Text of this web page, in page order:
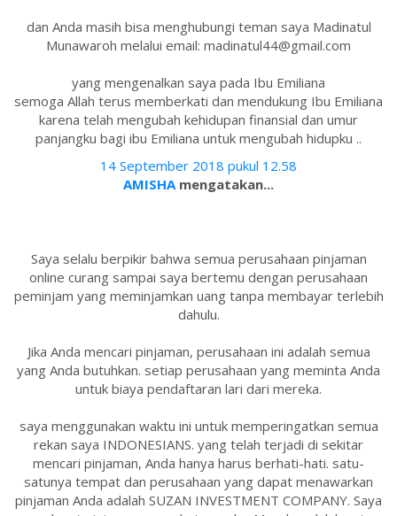
dan Anda masih bisa menghubungi teman saya Madinatul
Munawaroh melalui email: madinatul44@gmail.com
yang mengenalkan saya pada Ibu Emiliana
semoga Allah terus memberkati dan mendukung Ibu Emiliana
karena telah mengubah kehidupan finansial dan umur
panjangku bagi ibu Emiliana untuk mengubah hidupku ..
14 September 2018 pukul 12.58
AMISHAmengatakan...
Saya selalu berpikir bahwa semua perusahaan pinjaman
online curang sampai saya bertemu dengan perusahaan
peminjam yang meminjamkan uang tanpa membayar terlebih
dahulu.
Jika Anda mencari pinjaman, perusahaan ini adalah semua
yang Anda butuhkan. setiap perusahaan yang meminta Anda
untuk biaya pendaftaran lari dari mereka.
saya menggunakan waktu ini untuk memperingatkan semua
rekan saya INDONESIANS. yang telah terjadi di sekitar
mencari pinjaman, Anda hanya harus berhati-hati. satu-
satunya tempat dan perusahaan yang dapat menawarkan
pinjaman Anda adalah SUZAN INVESTMENT COMPANY. Saya